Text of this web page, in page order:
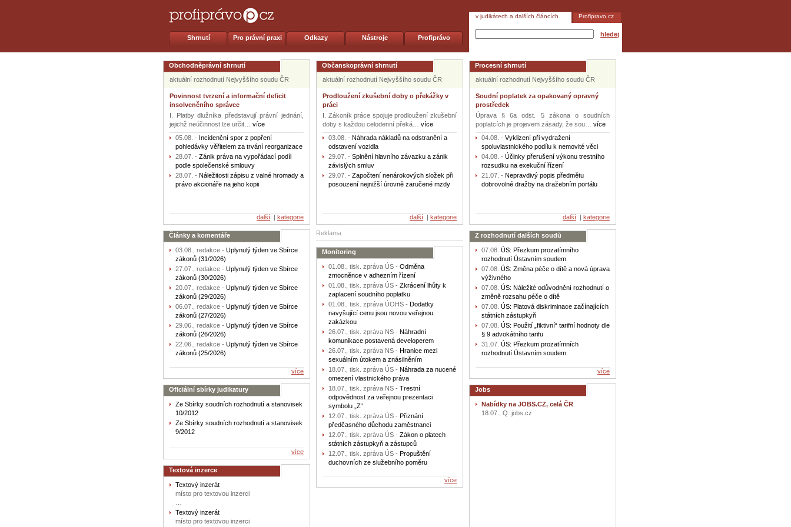
Shrnutí Pro právní praxi Odkazy Nástroje Profiprávo
v judikátech a dalších článcích Profipravo.cz
hledej
Obchodněprávní shrnutí
aktuální rozhodnutí Nejvyššího soudu ČR
Povinnost tvrzení a informační deficit
insolvenčního správce
I. Platby dlužníka představují právní jednání,
jejichž neúčinnost lze určit… více
05.08. - Incidenční spor z popření
pohledávky věřitelem za trvání reorganizace
28.07. - Zánik práva na vypořádací podíl
podle společenské smlouvy
28.07. - Náležitosti zápisu z valné hromady a
právo akcionáře na jeho kopii
další | kategorie
Články a komentáře
03.08., redakce - Uplynulý týden ve Sbírce
zákonů (31/2026)
27.07., redakce - Uplynulý týden ve Sbírce
zákonů (30/2026)
20.07., redakce - Uplynulý týden ve Sbírce
zákonů (29/2026)
06.07., redakce - Uplynulý týden ve Sbírce
zákonů (27/2026)
29.06., redakce - Uplynulý týden ve Sbírce
zákonů (26/2026)
22.06., redakce - Uplynulý týden ve Sbírce
zákonů (25/2026)
více
Oficiální sbírky judikatury
Ze Sbírky soudních rozhodnutí a stanovisek
10/2012
Ze Sbírky soudních rozhodnutí a stanovisek
9/2012
více
Textová inzerce
Textový inzerát
místo pro textovou inzerci
Textový inzerát
místo pro textovou inzerci
Občanskoprávní shrnutí
aktuální rozhodnutí Nejvyššího soudu ČR
Prodloužení zkušební doby o překážky v
práci
I. Zákoník práce spojuje prodloužení zkušební
doby s každou celodenní překá… více
03.08. - Náhrada nákladů na odstranění a
odstavení vozidla
29.07. - Splnění hlavního závazku a zánik
závislých smluv
29.07. - Započtení nenárokových složek při
posouzení nejnižší úrovně zaručené mzdy
další | kategorie
Reklama
Monitoring
01.08., tisk. zpráva ÚS - Odměna
zmocněnce v adhezním řízení
01.08., tisk. zpráva ÚS - Zkrácení lhůty k
zaplacení soudního poplatku
01.08., tisk. zpráva ÚOHS - Dodatky
navyšující cenu jsou novou veřejnou
zakázkou
26.07., tisk. zpráva NS - Náhradní
komunikace postavená developerem
26.07., tisk. zpráva NS - Hranice mezi
sexuálním útokem a znásilněním
18.07., tisk. zpráva ÚS - Náhrada za nucené
omezení vlastnického práva
18.07., tisk. zpráva NS - Trestní
odpovědnost za veřejnou prezentaci
symbolu „Z“
12.07., tisk. zpráva ÚS - Přiznání
předčasného důchodu zaměstnanci
12.07., tisk. zpráva ÚS - Zákon o platech
státních zástupkyň a zástupců
12.07., tisk. zpráva ÚS - Propuštění
duchovních ze služebního poměru
více
Procesní shrnutí
aktuální rozhodnutí Nejvyššího soudu ČR
Soudní poplatek za opakovaný opravný
prostředek
Úprava § 6a odst. 5 zákona o soudních
poplatcích je projevem zásady, že sou… více
04.08. - Vyklizení při vydražení
spoluvlastnického podílu k nemovité věci
04.08. - Účinky přerušení výkonu trestního
rozsudku na exekuční řízení
21.07. - Nepravdivý popis předmětu
dobrovolné dražby na dražebním portálu
další | kategorie
Z rozhodnutí dalších soudů
07.08. ÚS: Přezkum prozatímního
rozhodnutí Ústavním soudem
07.08. ÚS: Změna péče o dítě a nová úprava
výživného
07.08. ÚS: Náležité odůvodnění rozhodnutí o
změně rozsahu péče o dítě
07.08. ÚS: Platová diskriminace začínajících
státních zástupkyň
07.08. ÚS: Použití „fiktivní“ tarifní hodnoty dle
§ 9 advokátního tarifu
31.07. ÚS: Přezkum prozatímních
rozhodnutí Ústavním soudem
více
Jobs
Nabídky na JOBS.CZ, celá ČR
18.07., Q: jobs.cz